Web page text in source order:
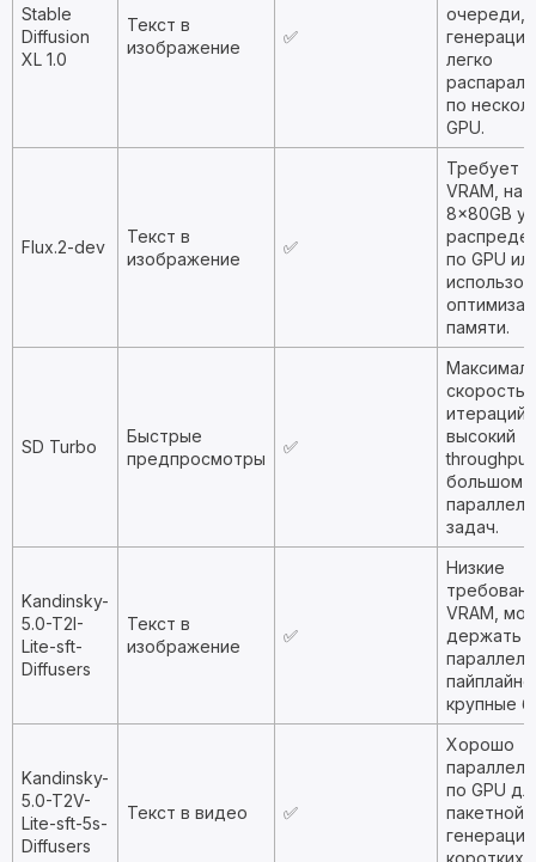
Stable
Diffusion
XL 1.0
Текст в
изображение
✅
очереди,
легко
по
GPU.
Flux.2-dev
Текст в
изображение
✅
Требует
VRAM, на
8×80GB
по GPU
памяти.
SD Turbo
Быстрые
предпросмотры
✅
скорость
итераций,
высокий
throughput
большом
задач.
Kandinsky-
5.0-T2I-
Lite-sft-
Diffusers
Текст в
изображение
✅
Низкие
VRAM,
держать
крупные
Kandinsky-
5.0-T2V-
Lite-sft-5s-
Diffusers
Текст в видео ✅
Хорошо
по GPU
пакетной
генерации
коротких